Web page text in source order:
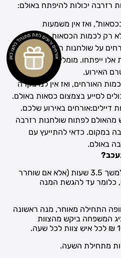
רזרבה יכולות להיפתח באולם:
ואז אין משמעות
רק לכמות הכסאות התפוסים.
על שולחנות רזרבה, וזה
ייפתחו. מומלץ לעקוב אחר
האירוע.
האורחים, ואז אין לנו בקרה
לסייע בצמצום כסאות באולם.
באירוע שלכם.
לפתוח שולחנות רזרבה
במקום. כדאי להתייעץ עם
באולם.
הצוות אמור להישאר באירוע למשך 3.5 שעות (אלא אם שוחרר
כלומר עד להגשת המנה
התחילה מאוחר, מנה ראשונה
המשפחה ביקש מהצוות
מתחילת השעה.